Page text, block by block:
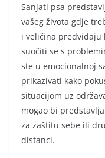
Sanjati psa
vašeg života gdje
i veličina predviđaju
suočiti se s
ste u emocionalnoj
prikazivati kako
situacijom uz
mogao bi
za zaštitu sebe ili
distanci.